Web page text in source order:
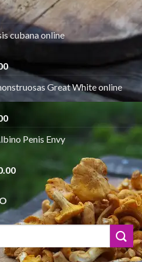
hasta
€865.00
precio
cubana online
Rango
de
precios:
desde
€140.00
hasta
€745.00
Great White online
Rango
precios:
€165.00
€830.00
Penis Envy
Rango
precios:
desde
€200.00